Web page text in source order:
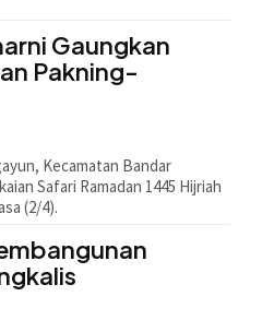
Gaungkan
Pakning-
Kecamatan Bandar
Safari Ramadan 1445 Hijriah
(2/4).